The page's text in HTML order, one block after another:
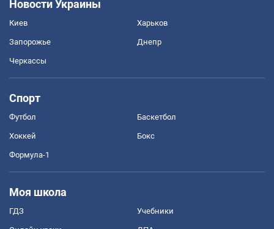
Новости Украины
Киев Харьков
Запорожье Днепр
Черкассы
Спорт
Футбол Баскетбол
Хоккей Бокс
Формула-1
Моя школа
ГДЗ Учебники